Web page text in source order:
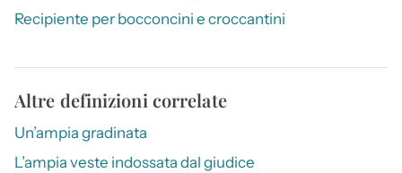
Recipiente per bocconcini e croccantini
Altre definizioni correlate
Un’ampia gradinata
L’ampia veste indossata dal giudice